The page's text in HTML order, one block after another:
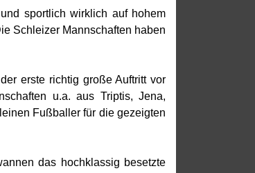
sportlich wirklich auf hohem
Schleizer Mannschaften haben
erste richtig große Auftritt vor
u.a. aus Triptis, Jena,
Fußballer für die gezeigten
das hochklassig besetzte